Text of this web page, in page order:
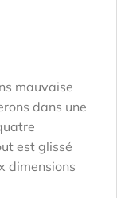
mauvaise
dans une
est glissé
dimensions